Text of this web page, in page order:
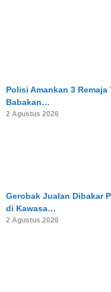
Polisi Amankan 3 Remaja
Babakan…
2 Agustus 2026
Gerobak Jualan Dibakar
di Kawasa…
2 Agustus 2026